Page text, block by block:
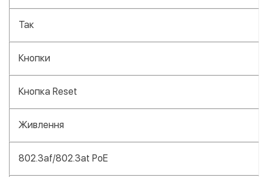
Так
Кнопки
Кнопка Reset
Живлення
802.3af/802.3at PoE